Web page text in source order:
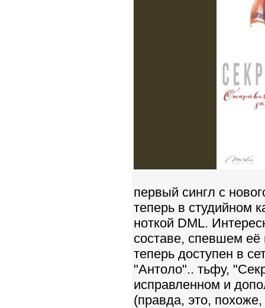
первый сингл с
теперь в студийном
ноткой DML.
составе, спевшем её
теперь доступен в
"Антоло".. тьфу,
исправленном и
(правда, это,